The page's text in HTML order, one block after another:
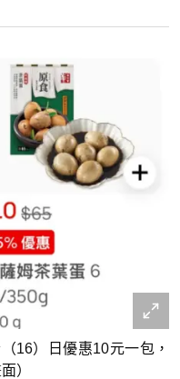
16）日優惠10元一包，
）